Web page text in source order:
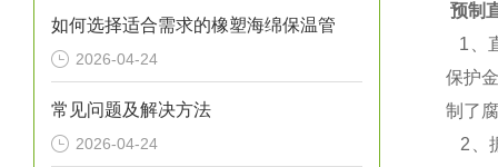
如何选择适合需求的橡塑海绵保温管
2026-04-24
常见问题及解决方法
2026-04-24
预制
1、
保护
制了
2、